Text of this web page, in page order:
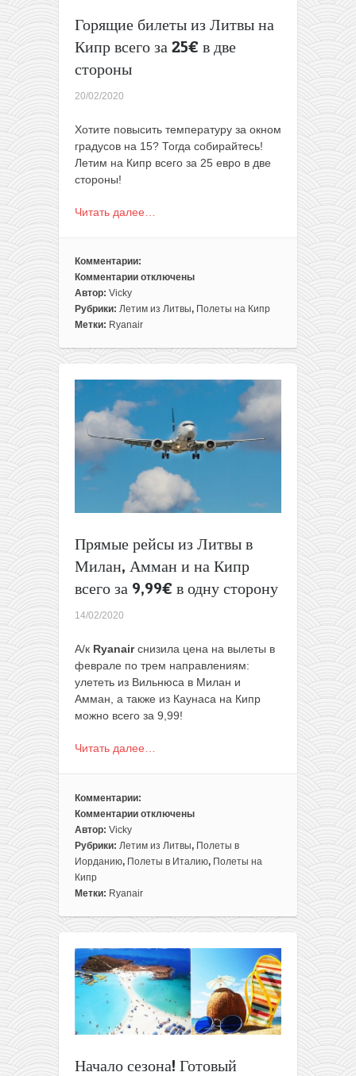
Горящие билеты из Литвы на
Кипр всего за 25€ в две
стороны
20/02/2020
Хотите повысить температуру за окном
градусов на 15? Тогда собирайтесь!
Летим на Кипр всего за 25 евро в две
стороны!
Читать далее…
Комментарии:
Комментарии
к
записи
Горящие
на
всего
25€
две
отключены
Автор: Vicky
Рубрики: Летим из Литвы, Полеты на Кипр
Метки: Ryanair
Прямые рейсы из Литвы в
Милан, Амман и на Кипр
всего за 9,99€ в одну сторону
14/02/2020
А/к Ryanairснизила цена на вылеты в
феврале по трем направлениям:
улететь из Вильнюса в Милан и
Амман, а также из Каунаса на Кипр
можно всего за 9,99!
Читать далее…
Комментарии:
Комментарии
к
записи
Прямые
рейсы
из
Амман
и
на
всего
за
в
отключены
Автор: Vicky
Рубрики: Летим из Литвы, Полеты в
Иорданию, Полеты в Италию, Полеты на
Кипр
Метки: Ryanair
Начало сезона! Готовый